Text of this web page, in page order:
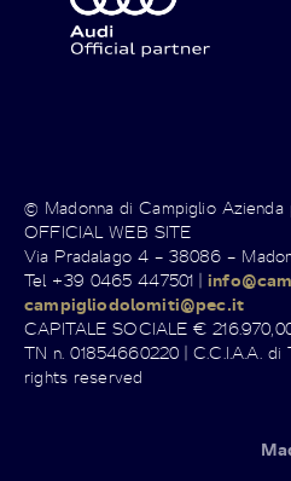
© Madonna di Campiglio Azienda
OFFICIAL WEB SITE
Via Pradalago 4 – 38086 –
Tel +39 0465 447501 |
campigliodolomiti@pec.it
CAPITALE SOCIALE €
TN n. 01854660220 | C.C.I.A.A. di
rights reserved